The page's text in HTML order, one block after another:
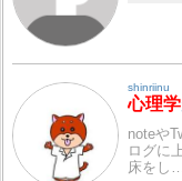
shinriinu
心理学
noteや
ログに
床をし…